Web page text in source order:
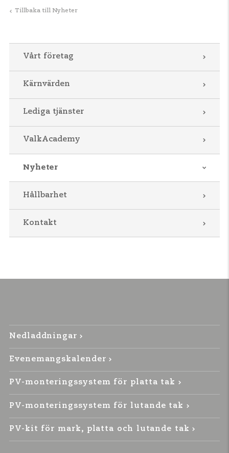
Tillbaka till Nyheter
Vårt företag
Kärnvärden
Lediga tjänster
ValkAcademy
Nyheter
Hållbarhet
Kontakt
Nedladdningar
Evenemangskalender
PV-monteringssystem för platta tak
PV-monteringssystem för lutande tak
PV-kit för mark, platta och lutande tak